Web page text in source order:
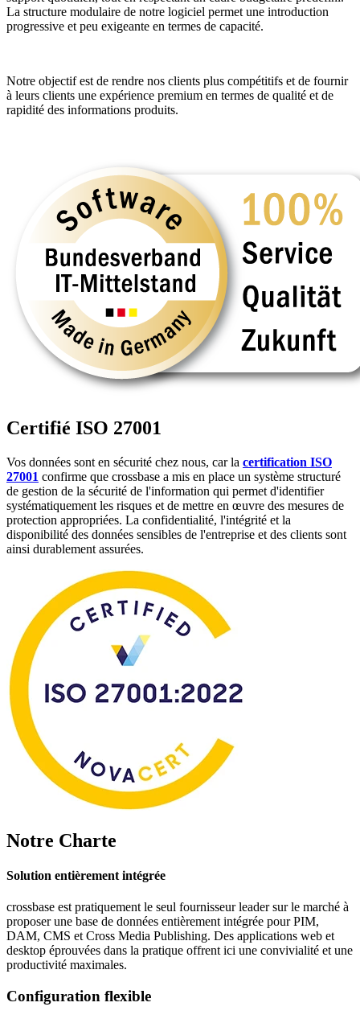
La structure modulaire de notre logiciel permet une introduction
progressive et peu exigeante en termes de capacité.
Notre objectif est de rendre nos clients plus compétitifs et de fournir
à leurs clients une expérience premium en termes de qualité et de
rapidité des informations produits.
Certifié ISO 27001
Vos données sont en sécurité chez nous, car la certification ISO
27001 confirme que crossbase a mis en place un système structuré
de gestion de la sécurité de l'information qui permet d'identifier
systématiquement les risques et de mettre en œuvre des mesures de
protection appropriées. La confidentialité, l'intégrité et la
disponibilité des données sensibles de l'entreprise et des clients sont
ainsi durablement assurées.
Notre Charte
Solution entièrement intégrée
crossbase est pratiquement le seul fournisseur leader sur le marché à
proposer une base de données entièrement intégrée pour PIM,
DAM, CMS et Cross Media Publishing. Des applications web et
desktop éprouvées dans la pratique offrent ici une convivialité et une
productivité maximales.
Configuration flexible